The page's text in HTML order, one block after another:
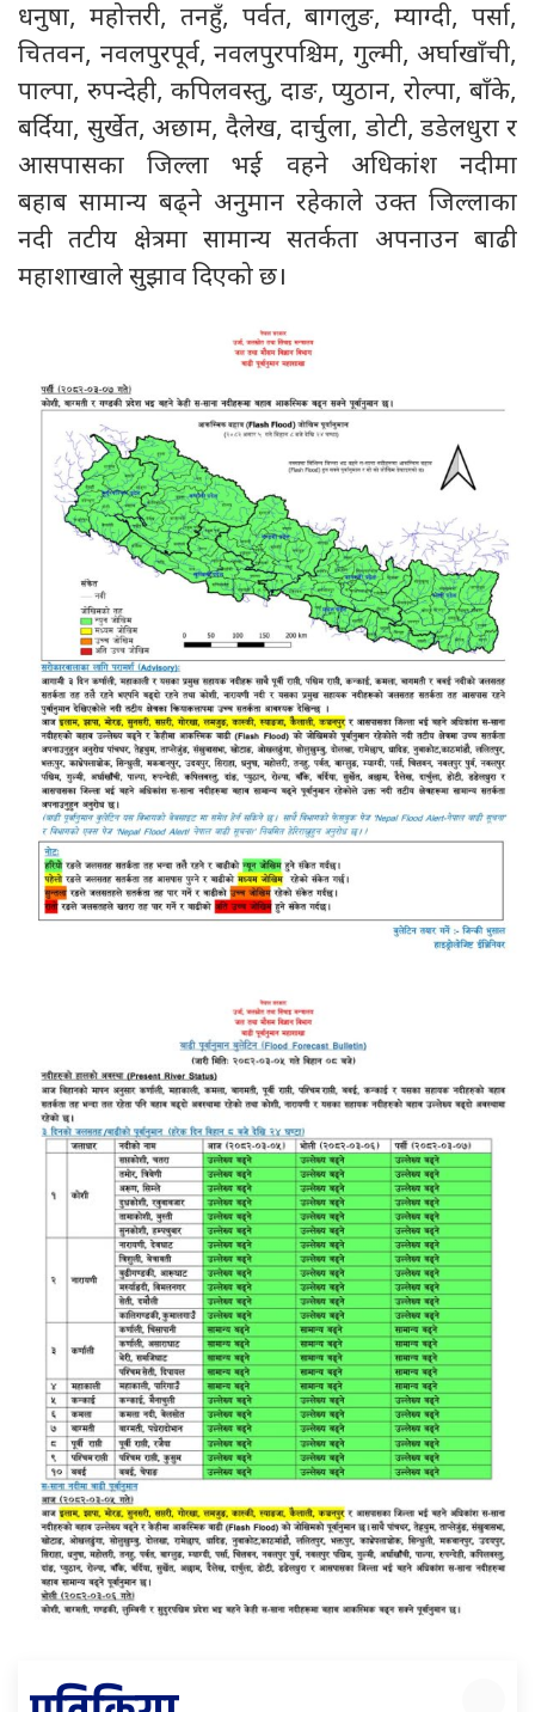
धनुषा, महोत्तरी, तनहुँ, पर्वत, बागलुङ, म्याग्दी, पर्सा,
चितवन, नवलपुरपूर्व, नवलपुरपश्चिम, गुल्मी, अर्घाखाँची,
पाल्पा, रुपन्देही, कपिलवस्तु, दाङ, प्युठान, रोल्पा, बाँके,
बर्दिया, सुर्खेत, अछाम, दैलेख, दार्चुला, डोटी, डडेलधुरा र
आसपासका जिल्ला भई वहने अधिकांश नदीमा
बहाब सामान्य बढ्ने अनुमान रहेकाले उक्त जिल्लाका
नदी तटीय क्षेत्रमा सामान्य सतर्कता अपनाउन बाढी
महाशाखाले सुझाव दिएको छ।